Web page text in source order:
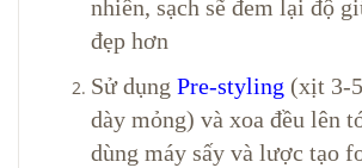
nhiên, sạch sẽ đem lại độ
đẹp hơn
Sử dụng Pre-styling (xịt 3-
dày mỏng) và xoa đều lên
dùng máy sấy và lược tạo